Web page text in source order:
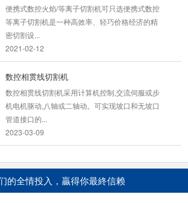
便携式数控火焰/等离子切割机可只选便携式数控
等离子切割机是一种高效率、轻巧价格经济的精
密切割设...
2021-02-12
数控相贯线切割机
数控相贯线切割机采用计算机控制,交流伺服或步
机电机驱动,八轴或二轴动。可实现坡口和无坡口
管道接口的...
2023-03-09
纤激光切割机，具备超高的稳定性、强大的切割
的全情投入，贏得你最終信赖